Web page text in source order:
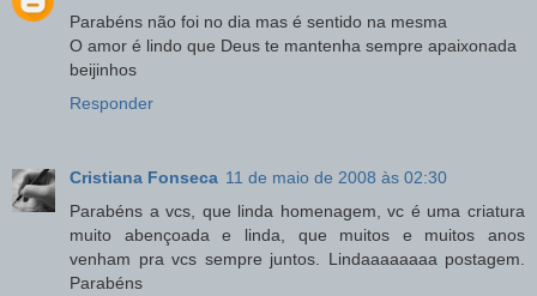
Parabéns não foi no dia mas é sentido na mesma
O amor é lindo que Deus te mantenha sempre apaixonada
beijinhos
Responder
Cristiana Fonseca 11 de maio de 2008 às 02:30
Parabéns a vcs, que linda homenagem, vc é uma criatura
muito abençoada e linda, que muitos e muitos anos
venham pra vcs sempre juntos. Lindaaaaaaaa postagem.
Parabéns